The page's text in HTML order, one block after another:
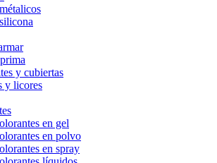
y cubiertas
y licores
en gel
en polvo
en spray